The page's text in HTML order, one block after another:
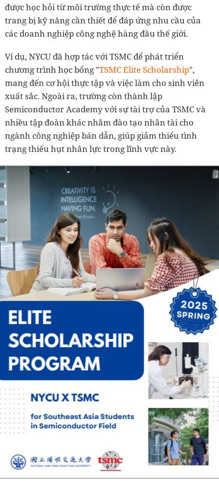
được học hỏi từ môi trường thực tế mà còn được
trang bị kỹ năng cần thiết để đáp ứng nhu cầu của
các doanh nghiệp công nghệ hàng đầu thế giới.
Ví dụ, NYCU đã hợp tác với TSMC để phát triển
chương trình học bổng "TSMCElite Scholarship",
mang đến cơ hội thực tập và việc làm cho sinh viên
xuất sắc. Ngoài ra, trường còn thành lập
Semiconductor Academy với sự tài trợ của TSMC và
nhiều tập đoàn khác nhằm đào tạo nhân tài cho
ngành công nghiệp bán dẫn, giúp giảm thiểu tình
trạng thiếu hụt nhân lực trong lĩnh vực này.